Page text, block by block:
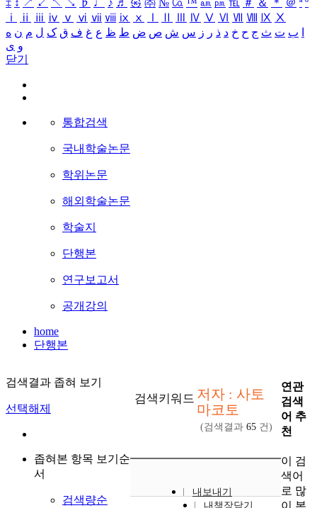
‡ ↕ ↗ ↙ ↖ ↘ ♭ ♩ ♪ ♬ ㉿ ㈜ № ㏇ ™ ㏂ ㏘ ℡ ＃ ＆ ＊ ＠ ª º
ⅰ
ⅱ ⅲ ⅳ ⅴ ⅵ ⅶ ⅷ ⅸ ⅹ Ⅳ Ⅴ Ⅵ Ⅶ Ⅷ Ⅸ Ⅹ
ب ت ث ج ح خ د ذ ر ز س ش ص ض ط ظ ع غ ف ق ک ل م ن ه
و ی
닫기
통합검색
국내학술논문
학위논문
해외학술논문
학술지
단행본
연구보고서
공개강의
home
단행본
검색결과 좁혀 보기
선택해제
좁혀본 항목 보기순
서
검색량순
검색키워드 저자 : 사토
마코토
(검색결과 65 건)
내보내기
내책장담기
연관
검색
어 추
천
이 검
색어
로 많
이 본